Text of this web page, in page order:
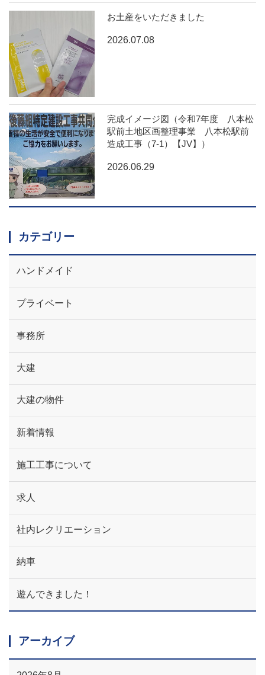
お土産をいただきました
2026.07.08
完成イメージ図（令和7年度 八本松
駅前土地区画整理事業 八本松駅前
造成工事（7-1）【JV】）
2026.06.29
カテゴリー
ハンドメイド
プライベート
事務所
大建
大建の物件
新着情報
施工工事について
求人
社内レクリエーション
納車
遊んできました！
アーカイブ